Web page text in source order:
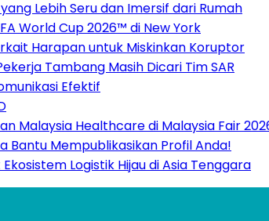
Lebih Seru dan Imersif dari Rumah
World Cup 2026™ di New York
Harapan untuk Miskinkan Koruptor
Tambang Masih Dicari Tim SAR
Efektif
Malaysia Healthcare di Malaysia Fair
Bantu Mempublikasikan Profil Anda!
Logistik Hijau di Asia Tenggara